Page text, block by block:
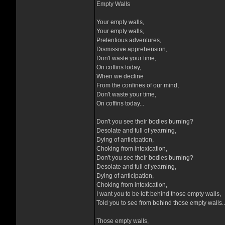
Empty Walls
Your empty walls,
Your empty walls,
Pretentious adventures,
Dismissive apprehension,
Don't waste your time,
On coffins today,
When we decline
From the confines of our mind,
Don't waste your time,
On coffins today...
Don't you see their bodies burning?
Desolate and full of yearning,
Dying of anticipation,
Choking from intoxication,
Don't you see their bodies burning?
Desolate and full of yearning,
Dying of anticipation,
Choking from intoxication,
I want you to be left behind those empty walls,
Told you to see from behind those empty
Those empty walls,